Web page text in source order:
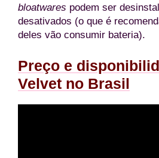
bloatwares podem ser
desativados (o que é
deles vão consumir bateria).
Preço e
Velvet no Brasil